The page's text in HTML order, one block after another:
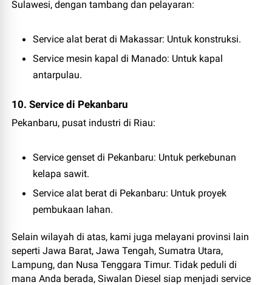
Sulawesi, dengan tambang dan pelayaran:
Service alat berat di Makassar: Untuk konstruksi.
Service mesin kapal di Manado: Untuk kapal
antarpulau.
10. Service di Pekanbaru
Pekanbaru, pusat industri di Riau:
Service genset di Pekanbaru: Untuk perkebunan
kelapa sawit.
Service alat berat di Pekanbaru: Untuk proyek
pembukaan lahan.
Selain wilayah di atas, kami juga melayani provinsi lain
sepertiJawa Barat, Jawa Tengah, Sumatra Utara,
Lampung, dan Nusa Tenggara Timur. Tidak peduli di
mana Anda berada,Siwalan Diesel siap menjadi service